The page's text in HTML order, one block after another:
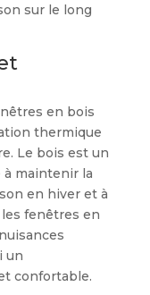
sur le long
en bois
thermique
Le bois est un
maintenir la
en hiver et à
fenêtres en
un
confortable.